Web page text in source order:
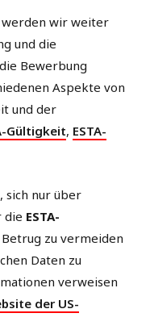
wir weiter
und die
Bewerbung
Aspekte von
und der
Gültigkeit, ESTA-
sich nur über
die ESTA-
zu vermeiden
Daten zu
verweisen
der US-